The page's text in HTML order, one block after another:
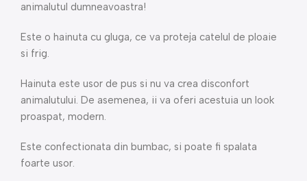
animalutul dumneavoastra!
Este o hainuta cu gluga, ce va proteja catelul de ploaie
si frig.
Hainuta este usor de pus si nu va crea disconfort
animalutului. De asemenea, ii va oferi acestuia un look
proaspat, modern.
Este confectionata din bumbac, si poate fi spalata
foarte usor.